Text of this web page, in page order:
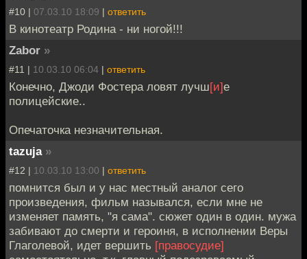
#10 | 07.03.10 18:09 | ответить
В кинотеатр Родина - ни ногой!!!
Zabor »
#11 | 10.03.10 06:04 | ответить
Конечно, Джоди Фостера ловят лучш[и]е
полицейские..
Опечаточка незначительная.
tazuja »
#12 | 10.03.10 13:00 | ответить
помнится был и у нас местный аналог сего
произведения, фильм назывался, если мне не
изменяет память, "я сама". сюжет один в один. мужа
забивают до смерти и героиня, в исполнении Веры
Глаголевой, идет вершить [правосудие]